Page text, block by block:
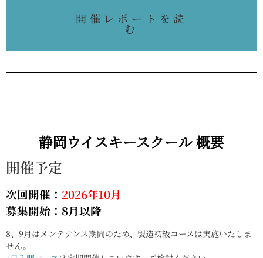
開催レポートを読
む
静岡ウイスキースクール 概要
開催予定
次回開催： 2026年10月
募集開始：8月以降
8、9月はメンテナンス期間のため、製造初級コースは実施いたしま
せん。